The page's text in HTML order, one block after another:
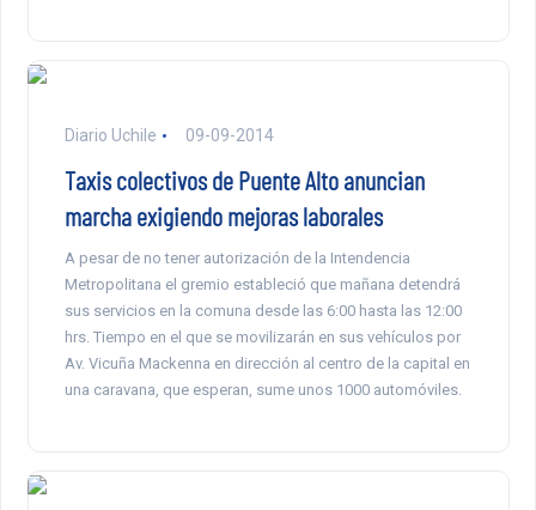
Diario Uchile 09-09-2014
Taxis colectivos de Puente Alto anuncian
marcha exigiendo mejoras laborales
A pesar de no tener autorización de la Intendencia
Metropolitana el gremio estableció que mañana detendrá
sus servicios en la comuna desde las 6:00 hasta las 12:00
hrs. Tiempo en el que se movilizarán en sus vehículos por
Av. Vicuña Mackenna en dirección al centro de la capital en
una caravana, que esperan, sume unos 1000 automóviles.